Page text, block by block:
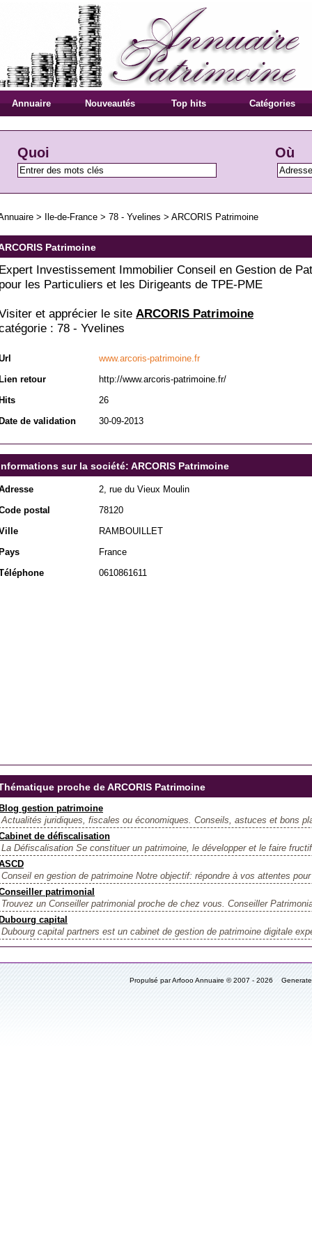
Annuaire Nouveautés Top hits Catégories
Quoi Où
> Ile-de-France > 78 - Yvelines > ARCORIS Patrimoine
Patrimoine
Investissement Immobilier Conseil en Gestion de
les Particuliers et les Dirigeants de TPE-PME
et apprécier le site ARCORIS Patrimoine
: 78 - Yvelines
www.arcoris-patrimoine.fr
retour
http://www.arcoris-patrimoine.fr/
26
de validation
30-09-2013
sur la société: ARCORIS Patrimoine
2, rue du Vieux Moulin
postal
78120
RAMBOUILLET
France
0610861611
proche de ARCORIS Patrimoine
gestion patrimoine
Actualités juridiques, fiscales ou économiques. Conseils, astuces et bons
de défiscalisation
La Défiscalisation Se constituer un patrimoine, le développer et le faire
Conseil en gestion de patrimoine Notre objectif: répondre à vos attentes
patrimonial
Trouvez un Conseiller patrimonial proche de chez vous. Conseiller
capital
Dubourg capital partners est un cabinet de gestion de patrimoine digitale
Propulsé par Arfooo Annuaire © 2007 - 2026